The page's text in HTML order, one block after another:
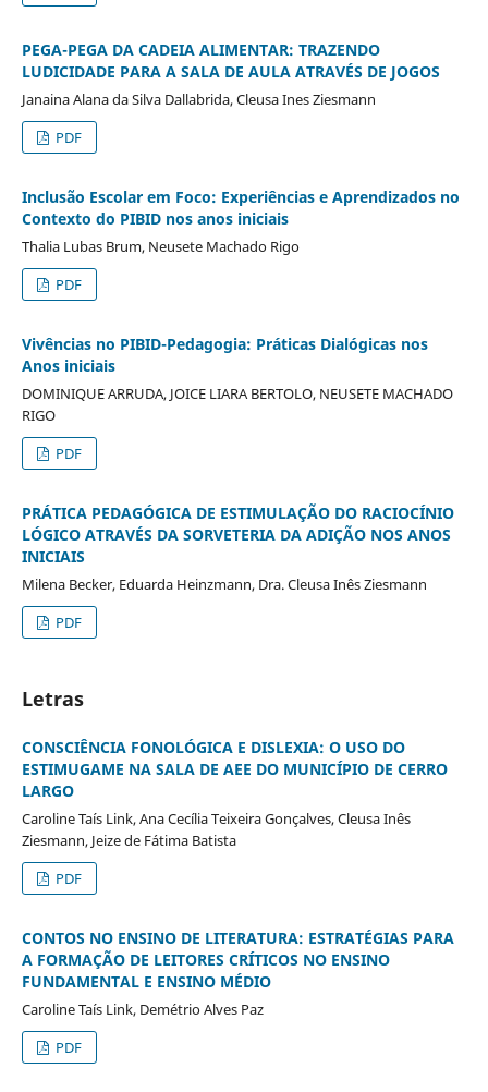
PEGA-PEGA DA CADEIA ALIMENTAR: TRAZENDO
LUDICIDADE PARA A SALA DE AULA ATRAVÉS DE JOGOS
Janaina Alana da Silva Dallabrida, Cleusa Ines Ziesmann
PDF
Inclusão Escolar em Foco: Experiências e Aprendizados no
Contexto do PIBID nos anos iniciais
Thalia Lubas Brum, Neusete Machado Rigo
PDF
Vivências no PIBID-Pedagogia: Práticas Dialógicas nos
Anos iniciais
DOMINIQUE ARRUDA, JOICE LIARA BERTOLO, NEUSETE MACHADO
RIGO
PDF
PRÁTICA PEDAGÓGICA DE ESTIMULAÇÃO DO RACIOCÍNIO
LÓGICO ATRAVÉS DA SORVETERIA DA ADIÇÃO NOS ANOS
INICIAIS
Milena Becker, Eduarda Heinzmann, Dra. Cleusa Inês Ziesmann
PDF
Letras
CONSCIÊNCIA FONOLÓGICA E DISLEXIA: O USO DO
ESTIMUGAME NA SALA DE AEE DO MUNICÍPIO DE CERRO
LARGO
Caroline Taís Link, Ana Cecília Teixeira Gonçalves, Cleusa Inês
Ziesmann, Jeize de Fátima Batista
PDF
CONTOS NO ENSINO DE LITERATURA: ESTRATÉGIAS PARA
A FORMAÇÃO DE LEITORES CRÍTICOS NO ENSINO
FUNDAMENTAL E ENSINO MÉDIO
Caroline Taís Link, Demétrio Alves Paz
PDF